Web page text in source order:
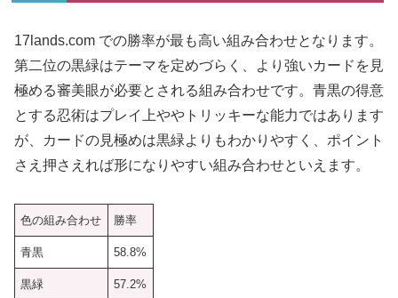
17lands.com での勝率が最も高い組み合わせとなります。
第二位の黒緑はテーマを定めづらく、より強いカードを見
極める審美眼が必要とされる組み合わせです。青黒の得意
とする忍術はプレイ上ややトリッキーな能力ではあります
が、カードの見極めは黒緑よりもわかりやすく、ポイント
さえ押さえれば形になりやすい組み合わせといえます。
色の組み合わせ 勝率
青黒 58.8%
黒緑 57.2%